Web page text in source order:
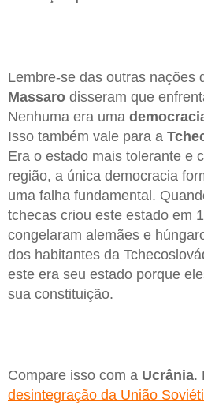
Lembre-se das outras nações
Massaro disseram que
Nenhuma era uma
Isso também vale para a
Era o estado mais tolerante e
região, a única democracia
uma falha fundamental.
tchecas criou este estado em
congelaram alemães e
dos habitantes da
este era seu estado porque
sua constituição.
Compare isso com a Ucrânia.
desintegração da União